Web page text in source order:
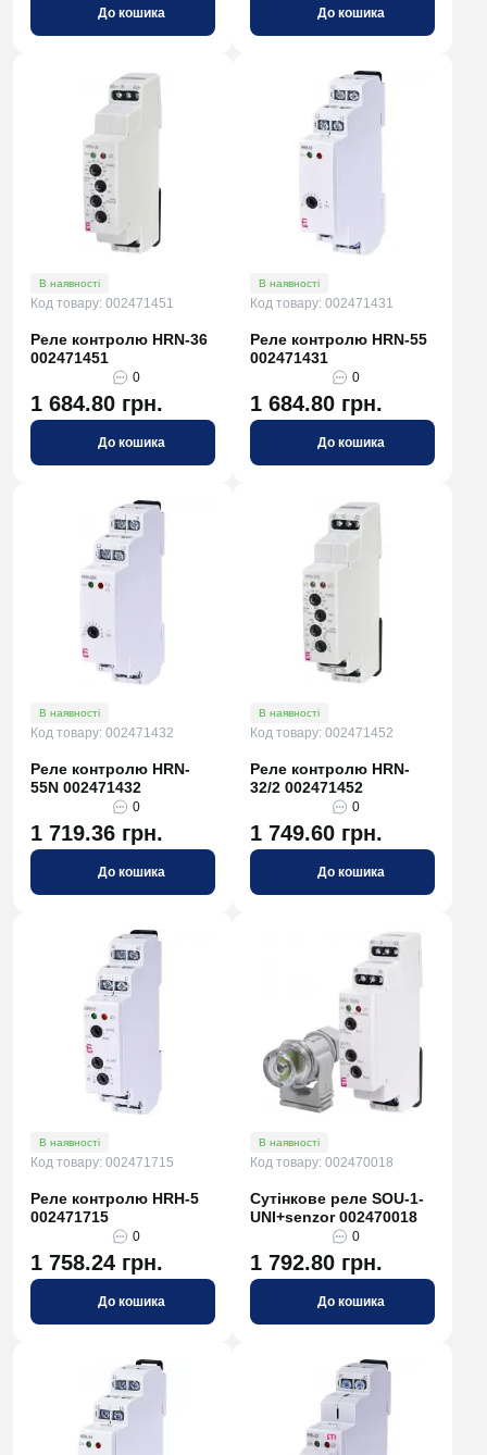
До кошика До кошика
В наявності
Код товару: 002471451
Реле контролю HRN-36
002471451
0
1 684.80 грн.
До кошика
В наявності
Код товару: 002471431
Реле контролю HRN-55
002471431
0
1 684.80 грн.
До кошика
В наявності
Код товару: 002471432
Реле контролю HRN-
55N 002471432
0
1 719.36 грн.
До кошика
В наявності
Код товару: 002471452
Реле контролю HRN-
32/2 002471452
0
1 749.60 грн.
До кошика
В наявності
Код товару: 002471715
Реле контролю HRH-5
002471715
0
1 758.24 грн.
До кошика
В наявності
Код товару: 002470018
Сутінкове реле SOU-1-
UNI+senzor 002470018
0
1 792.80 грн.
До кошика